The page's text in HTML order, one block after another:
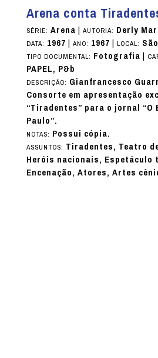
Arena conta
SÉRIE: Arena| AUTORIA: Derly
DATA: 1967| ANO: 1967| LOCAL:
TIPO DOCUMENTAL: Fotografia|
PAPEL, P&b
DESCRIÇÃO: Gianfrancesco
Consorte em apresentação
“Tiradentes” para o jornal “O
Paulo”.
NOTAS: Possui cópia.
ASSUNTOS: Tiradentes, Teatro
Heróis nacionais, Espetáculo
Encenação, Atores, Artes